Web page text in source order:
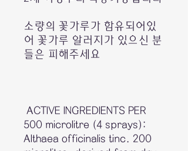
소량의 꽃가루가 함유되어있
어 꽃가루 알러지가 있으신 분
들은 피해주세요
ACTIVE INGREDIENTS PER
500 microlitre (4 sprays):
Althaea officinalis tinc. 200